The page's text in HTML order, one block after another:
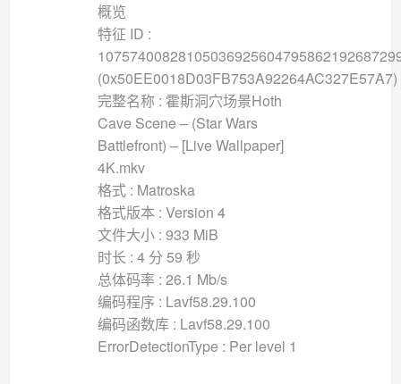
概览
特征 ID :
(0x50EE0018D03FB753A92264AC327E57A7)
完整名称 : 霍斯洞穴场景Hoth
Cave Scene – (Star Wars
Battlefront) – [Live Wallpaper]
4K.mkv
格式 : Matroska
格式版本 : Version 4
文件大小 : 933 MiB
时长 : 4 分 59 秒
总体码率 : 26.1 Mb/s
编码程序 : Lavf58.29.100
编码函数库 : Lavf58.29.100
ErrorDetectionType : Per level 1